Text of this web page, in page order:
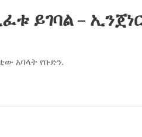
ይገባል –
አባላት የቡድን.